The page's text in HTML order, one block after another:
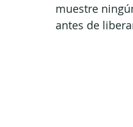
muestre
antes de